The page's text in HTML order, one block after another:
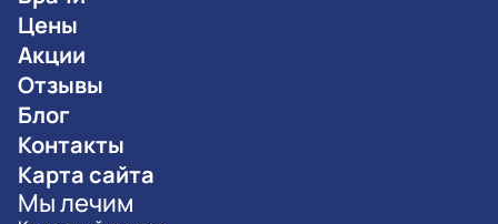
Цены
Акции
Отзывы
Блог
Контакты
Карта сайта
Мы лечим